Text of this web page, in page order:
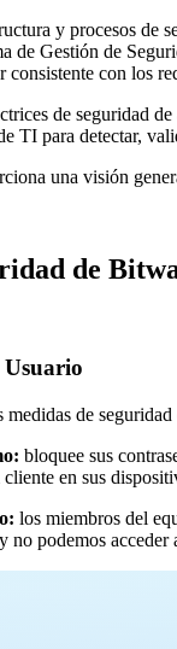
y procesos de
de Gestión de
consistente con los
de seguridad
TI para detectar,
una visión
de
Usuario
de
bloquee sus
cliente en sus
los miembros del
no podemos